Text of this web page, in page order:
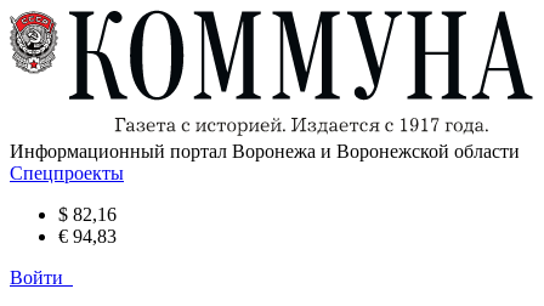
Информационный портал Воронежа и Воронежской области
Спецпроекты
$ 82,16
€ 94,83
Войти